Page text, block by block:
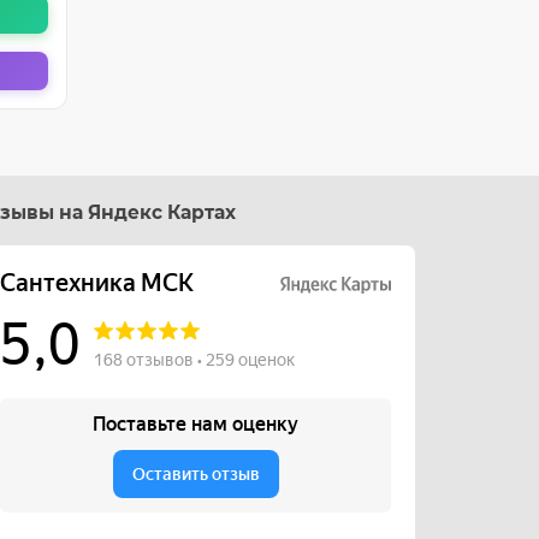
на Яндекс Картах